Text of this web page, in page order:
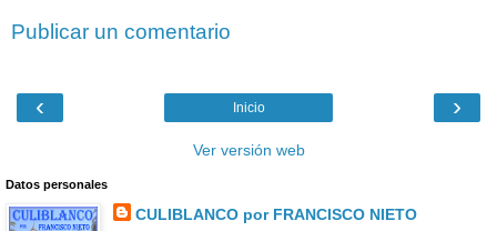
Publicar un comentario
‹ ›
Inicio
Ver versión web
Datos personales
CULIBLANCO por FRANCISCO NIETO